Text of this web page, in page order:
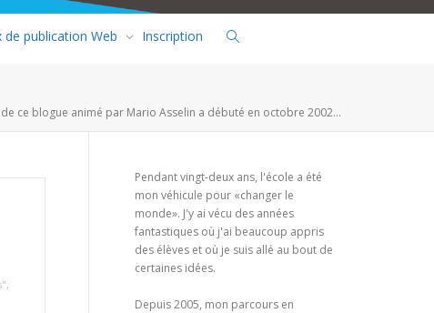
de publication Web Inscription
ce blogue animé par Mario Asselin a débuté en octobre 2002...
,
Pendant vingt-deux ans, l'école a été
mon véhicule pour «changer le
monde». J'y ai vécu des années
fantastiques où j'ai beaucoup appris
des élèves et où je suis allé au bout de
certaines idées.
Depuis 2005, mon parcours en